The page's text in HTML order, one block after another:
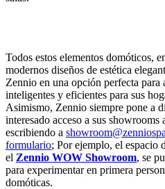
Todos estos elementos domóticos,
modernos diseños de estética
Zennio en una opción perfecta para
inteligentes y eficientes para sus
Asimismo, Zennio siempre pone a
interesado acceso a sus showrooms
escribiendo a
formulario; Por ejemplo, el espacio
el Zennio WOW Showroom, se
para experimentar en primera
domóticas.